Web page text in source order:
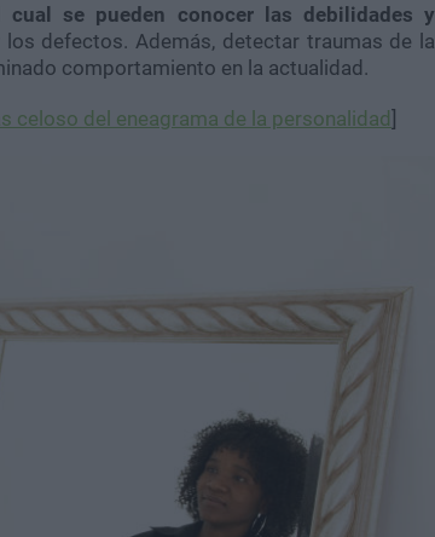
se pueden conocer las debilidades y
defectos. Además, detectar traumas de la
comportamiento en la actualidad.
celoso del eneagrama de la personalidad]